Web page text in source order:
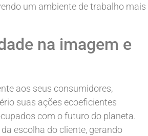
um ambiente de trabalho mais
na imagem e
aos seus consumidores,
suas ações ecoeficientes
com o futuro do planeta.
escolha do cliente, gerando